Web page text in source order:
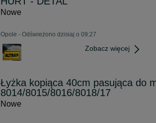
Nowe
Opole - Odświeżono dzisiaj o 09:27
Zobacz więcej
Łyżka kopiąca 40cm pasująca do
8014/8015/8016/8018/17
Nowe